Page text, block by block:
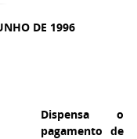
DE 1996
Dispensa o
pagamento de